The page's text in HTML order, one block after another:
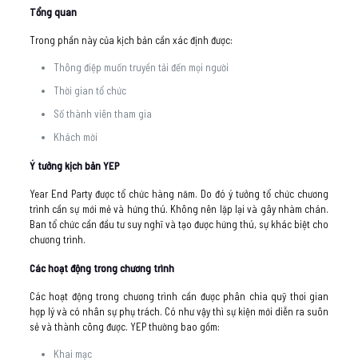
Tổng quan
Trong phần này của kịch bản cần xác định được:
Thông điệp muốn truyền tải đến mọi người
Thời gian tổ chức
Số thành viên tham gia
Khách mời
Ý tưởng kịch bản YEP
Year End Party được tổ chức hàng năm. Do đó ý tưởng tổ chức chương
trình cần sự mới mẻ và hứng thú. Không nên lặp lại và gây nhàm chán.
Ban tổ chức cần đầu tư suy nghĩ và tạo được hứng thú, sự khác biệt cho
chương trình.
Các hoạt động trong chương trình
Các hoạt động trong chương trình cần được phân chia quỹ thơi gian
hợp lý và có nhân sự phụ trách. Có như vậy thì sự kiện mới diễn ra suôn
sẻ và thành công được. YEP thường bao gồm:
Khai mạc